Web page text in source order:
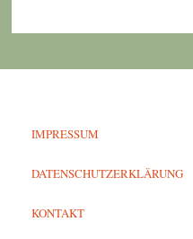
IMPRESSUM
DATENSCHUTZERKLÄRUNG
KONTAKT